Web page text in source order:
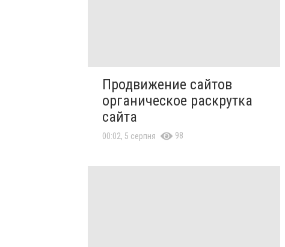
Продвижение сайтов
органическое раскрутка
сайта
00:02, 5 серпня 98